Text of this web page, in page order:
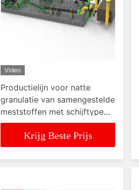
Video
Productielijn voor natte
granulatie van samengestelde
meststoffen met schijftype
ureum
Krijg Beste Prijs